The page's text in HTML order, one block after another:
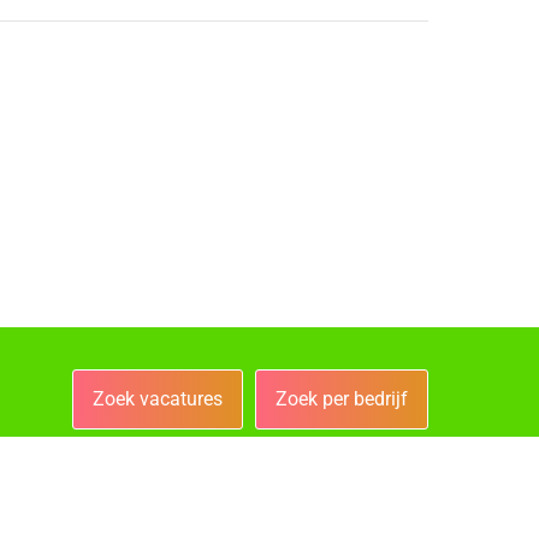
Zoek vacatures Zoek per bedrijf